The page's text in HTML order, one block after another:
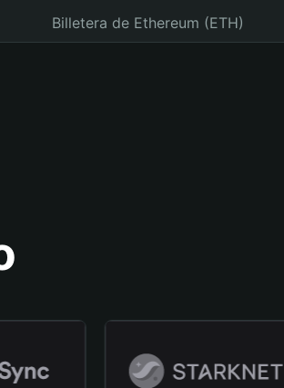
Billetera de Ethereum (ETH)